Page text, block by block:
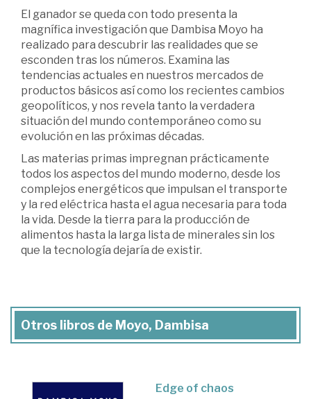
El ganador se queda con todo presenta la
magnífica investigación que Dambisa Moyo ha
realizado para descubrir las realidades que se
esconden tras los números. Examina las
tendencias actuales en nuestros mercados de
productos básicos así como los recientes cambios
geopolíticos, y nos revela tanto la verdadera
situación del mundo contemporáneo como su
evolución en las próximas décadas.
Las materias primas impregnan prácticamente
todos los aspectos del mundo moderno, desde los
complejos energéticos que impulsan el transporte
y la red eléctrica hasta el agua necesaria para toda
la vida. Desde la tierra para la producción de
alimentos hasta la larga lista de minerales sin los
que la tecnología dejaría de existir.
Otros libros de Moyo, Dambisa
Edge of chaos